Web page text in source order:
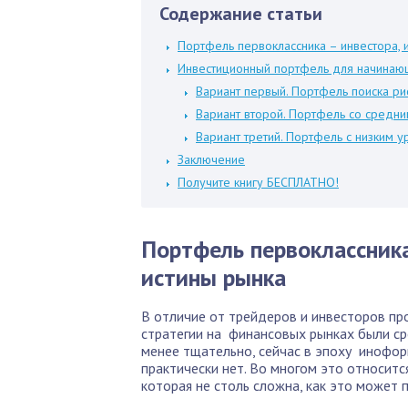
Содержание статьи
Портфель первоклассника – инвестора,
Инвестиционный портфель для
Вариант первый. Портфель поиска
Вариант второй. Портфель со
Вариант третий. Портфель с низким
Заключение
Получите книгу БЕСПЛАТНО!
Портфель
истины рынка
В отличие от трейдеров и инвесторов
стратегии на финансовых рынках были
менее тщательно, сейчас в эпоху
практически нет. Во многом это
которая не столь сложна, как это может